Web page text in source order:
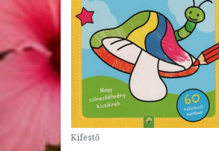
Kifestő